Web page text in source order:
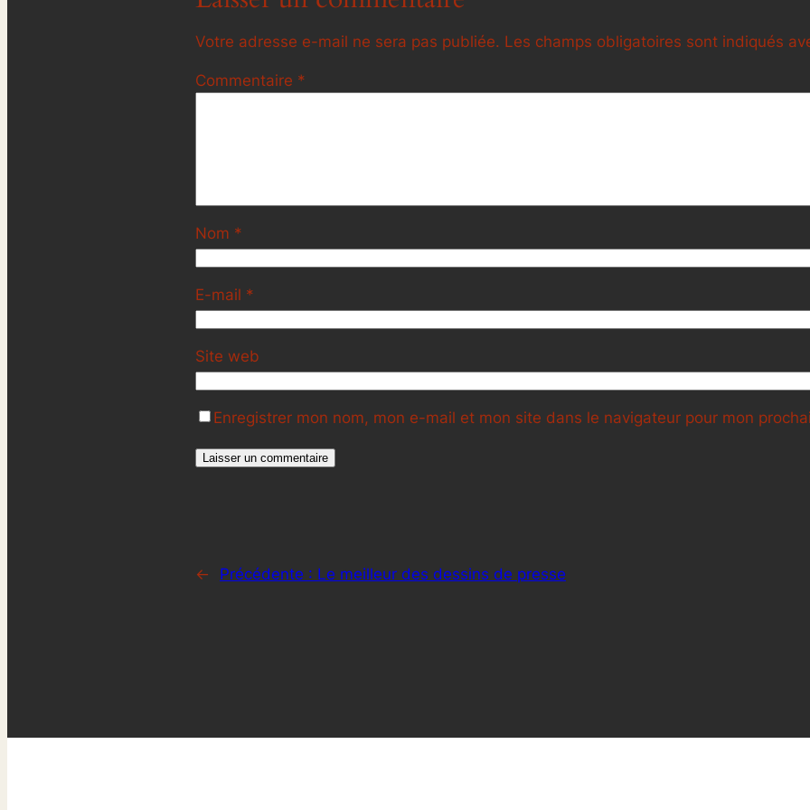
Votre adresse e-mail ne sera pas publiée. Les champs obligatoires sont indiqués
Commentaire *
Nom *
E-mail *
Site web
Enregistrer mon nom, mon e-mail et mon site dans le navigateur pour mon
← Précédente : Le meilleur des dessins de presse